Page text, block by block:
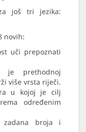
još tri jezika:
novih:
uči prepoznati
je prethodnoj
više vrsta riječi.
u kojoj je cilj
određenim
zadana broja i